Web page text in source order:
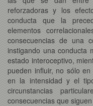
reforzadoras y los
conducta que la
elementos
consecuencias de una
instigando una conducta
estado interoceptivo,
pueden influir, no sólo
en la intensidad y el
circunstancias
consecuencias que